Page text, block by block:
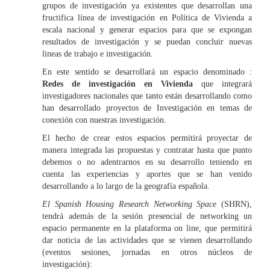
grupos de investigación ya existentes que desarrollan una
fructifica línea de investigación en Política de Vivienda a
escala nacional y generar espacios para que se expongan
resultados de investigación y se puedan concluir nuevas
lineas de trabajo e investigación.
En este sentido se desarrollará un espacio denominado :
Redes de investigación en Vivienda que integrará
investigadores nacionales que tanto están desarrollando como
han desarrollado proyectos de Investigación en temas de
conexión con nuestras investigación.
El hecho de crear estos espacios permitirá proyectar de
manera integrada las propuestas y contratar hasta que punto
debemos o no adentrarnos en su desarrollo teniendo en
cuenta las experiencias y aportes que se han venido
desarrollando a lo largo de la geografía española.
El Spanish Housing Research Networking Space (SHRN),
tendrá además de la sesión presencial de networking un
espacio permanente en la plataforma on line, que permitirá
dar noticia de las actividades que se vienen desarrollando
(eventos sesiones, jornadas en otros núcleos de
investigación):